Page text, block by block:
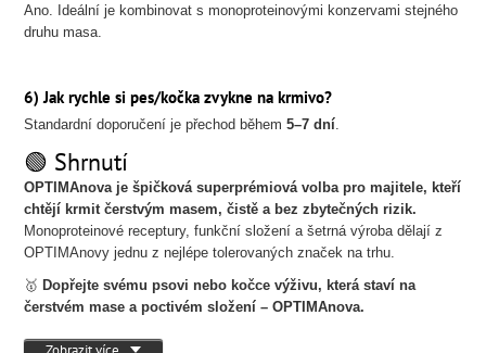
Ano. Ideální je kombinovat s monoproteinovými konzervami stejného
druhu masa.
6) Jak rychle si pes/kočka zvykne na krmivo?
Standardní doporučení je přechod během5–7 dní.
🟢 Shrnutí
OPTIMAnova je špičková superprémiová volba pro majitele, kteří
chtějí krmit čerstvým masem, čistě a bez zbytečných rizik.
Monoproteinové receptury, funkční složení a šetrná výroba dělají z
OPTIMAnovy jednu z nejlépe tolerovaných značek na trhu.
🥇 Dopřejte svému psovi nebo kočce výživu, která staví na
čerstvém mase a poctivém složení – OPTIMAnova.